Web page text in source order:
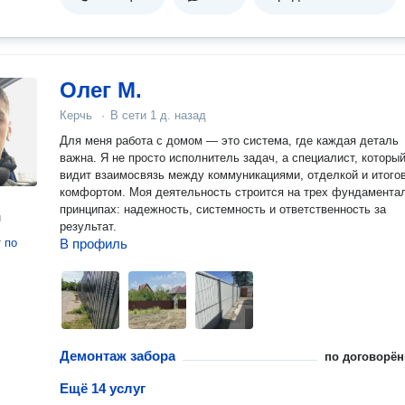
по
Олег М.
Керчь · В сети 1 д. назад
Для меня работа с домом — это система, где каждая деталь
важна. Я не просто исполнитель задач, а специалист, который
видит взаимосвязь между коммуникациями, отделкой и
комфортом. Моя деятельность строится на трех
принципах: надежность, системность и ответственность за
результат.
В профиль
Демонтаж забора по
Ещё 14 услуг